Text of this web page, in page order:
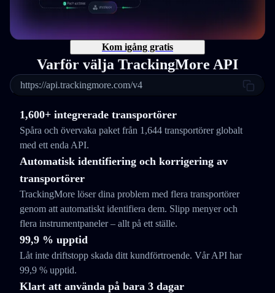
Kom igång gratis
Varför välja TrackingMore API
https://api.trackingmore.com/v4
1,600+ integrerade transportörer
Spåra och övervaka paket från 1,644 transportörer globalt
med ett enda API.
Automatisk identifiering och korrigering av
transportörer
TrackingMore löser dina problem med flera transportörer
genom att automatiskt identifiera dem. Slipp menyer och
flera instrumentpaneler – allt på ett ställe.
99,9 % upptid
Låt inte driftstopp skada ditt kundförtroende. Vår API har
99,9 % upptid.
Klart att använda på bara 3 dagar